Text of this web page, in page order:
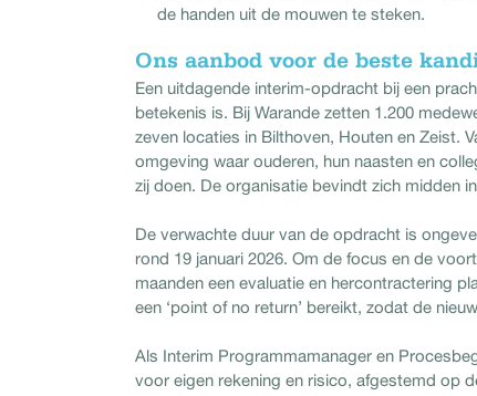
de handen uit de mouwen te steken.
Ons aanbod voor de beste
Een uitdagende interim-opdracht bij een
betekenis is. Bij Warande zetten 1.200
zeven locaties in Bilthoven, Houten en Zeist.
omgeving waar ouderen, hun naasten en
zij doen. De organisatie bevindt zich midden
De verwachte duur van de opdracht is
rond 19 januari 2026. Om de focus en de
maanden een evaluatie en hercontractering
een ‘point of no return’ bereikt, zodat de
Als Interim Programmamanager en
voor eigen rekening en risico, afgestemd op